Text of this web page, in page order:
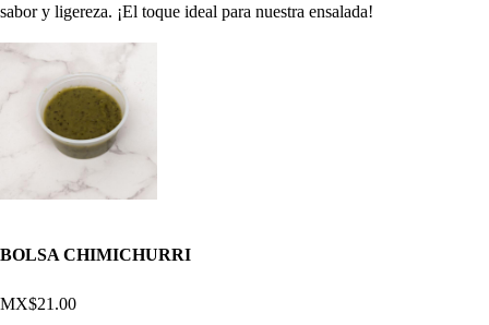
sabor y ligereza. ¡El toque ideal para nuestra ensalada!
BOLSA CHIMICHURRI
MX$21.00